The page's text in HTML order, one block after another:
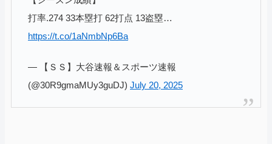
打率.274 33本塁打 62打点 13盗塁…
https://t.co/1aNmbNp6Ba
— 【ＳＳ】大谷速報＆スポーツ速報
(@30R9gmaMUy3guDJ) July 20, 2025